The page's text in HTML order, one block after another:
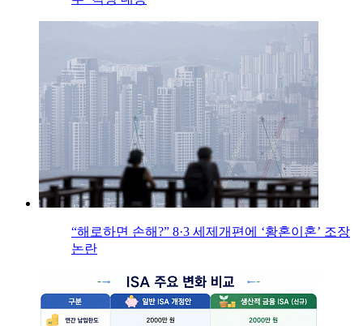
“해로하면 손해?” 8·3 세제개편에 ‘황혼이혼’ 조장
논란